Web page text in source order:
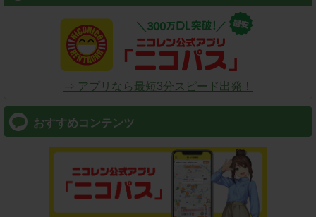
⇒ アプリなら最短3分スピード出発！
おすすめコンテンツ